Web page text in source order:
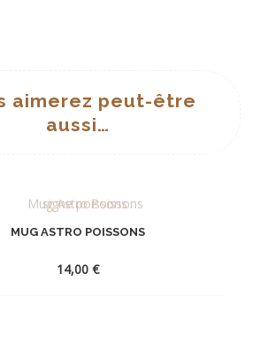
aimerez peut-être
aussi…
MUG ASTRO POISSONS
14,00 €